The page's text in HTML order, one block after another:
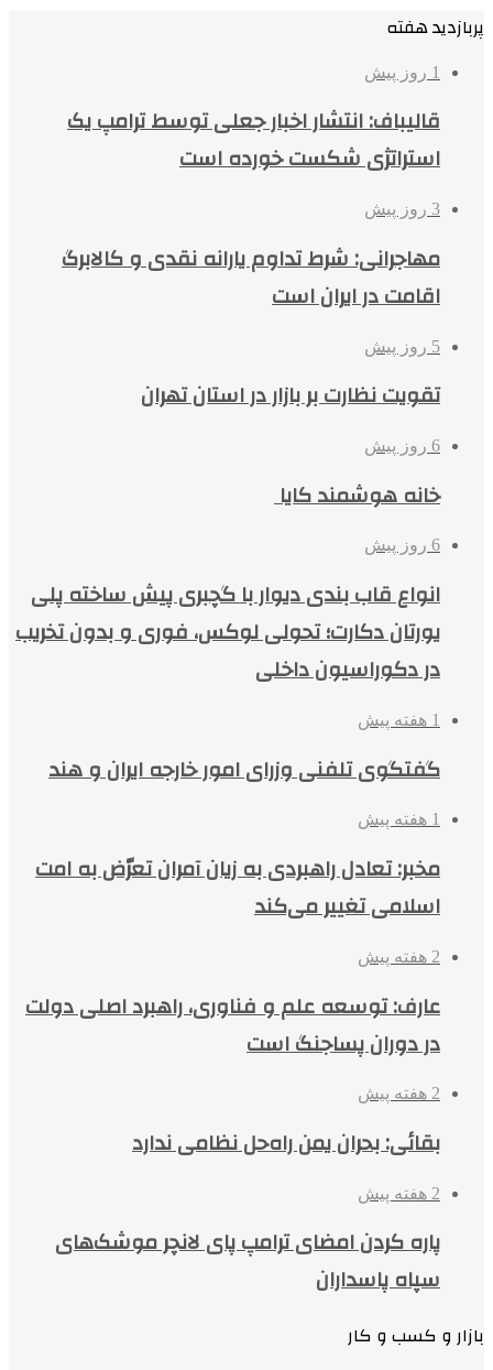
پربازدید هفته
1 روز پیش
قالیباف: انتشار اخبار جعلی توسط ترامپ یک
استراتژی شکست خورده است
3 روز پیش
مهاجرانی: شرط تداوم یارانه نقدی و کالابرگ
اقامت در ایران است
5 روز پیش
تقویت نظارت بر بازار در استان تهران
6 روز پیش
خانه هوشمند کایا
6 روز پیش
انواع قاب بندی دیوار با گچبری پیش ساخته پلی
یورتان دکارت؛ تحولی لوکس، فوری و بدون تخریب
در دکوراسیون داخلی
1 هفته پیش
گفتگوی تلفنی وزرای امور خارجه ایران و هند
1 هفته پیش
مخبر: تعادل راهبردی به زیان آمران تعرّض به امت
اسلامی تغییر می‌کند
2 هفته پیش
عارف: توسعه علم و فناوری، راهبرد اصلی دولت
در دوران پساجنگ است
2 هفته پیش
بقائی: بحران یمن راه‌حل نظامی ندارد
2 هفته پیش
پاره کردن امضای ترامپ پای لانچر موشک‌های
سپاه پاسداران
بازار و کسب و کار